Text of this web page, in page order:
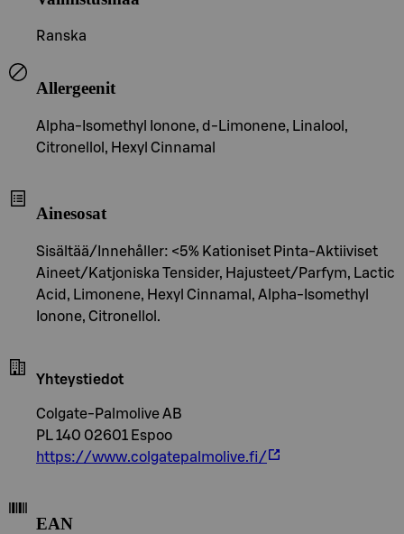
Ranska
Allergeenit
Alpha-Isomethyl Ionone, d-Limonene, Linalool,
Citronellol, Hexyl Cinnamal
Ainesosat
Sisältää/Innehåller: <5% Kationiset Pinta-Aktiiviset
Aineet/Katjoniska Tensider, Hajusteet/Parfym, Lactic
Acid, Limonene, Hexyl Cinnamal, Alpha-Isomethyl
Ionone, Citronellol.
Yhteystiedot
Colgate-Palmolive AB
PL 140 02601 Espoo
https://www.colgatepalmolive.fi/
EAN